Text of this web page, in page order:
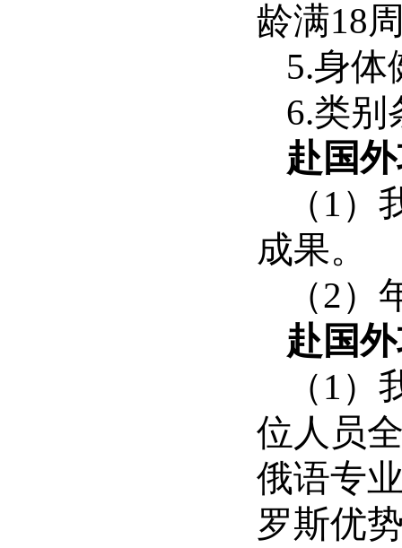
龄满18
5.身体
6.类别
赴国
（1
成果。
（2
赴国
（1
位人员
俄语专
罗斯优